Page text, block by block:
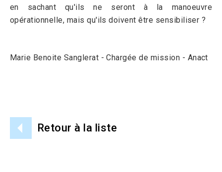
en sachant qu'ils ne seront à la manoeuvre
opérationnelle, mais qu'ils doivent être sensibiliser ?
Marie Benoite Sanglerat - Chargée de mission - Anact
Retour à la liste